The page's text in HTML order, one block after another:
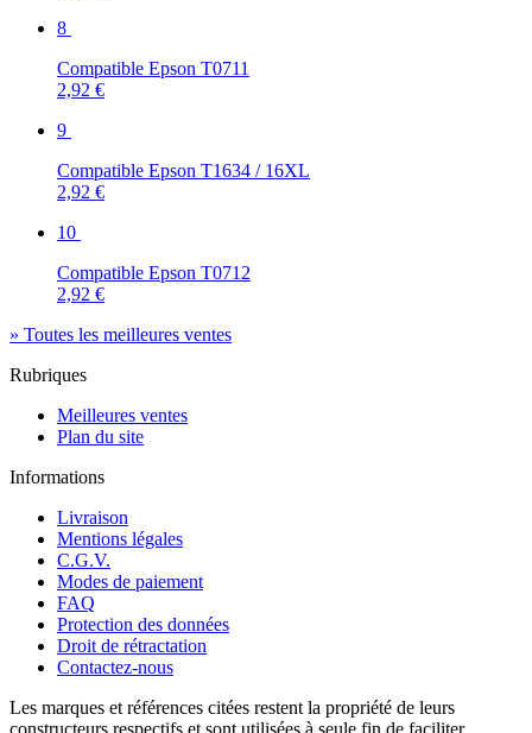
8
Compatible Epson T0711
2,92 €
9
Compatible Epson T1634 / 16XL
2,92 €
10
Compatible Epson T0712
2,92 €
» Toutes les meilleures ventes
Rubriques
Meilleures ventes
Plan du site
Informations
Livraison
Mentions légales
C.G.V.
Modes de paiement
FAQ
Protection des données
Droit de rétractation
Contactez-nous
Les marques et références citées restent la propriété de leurs